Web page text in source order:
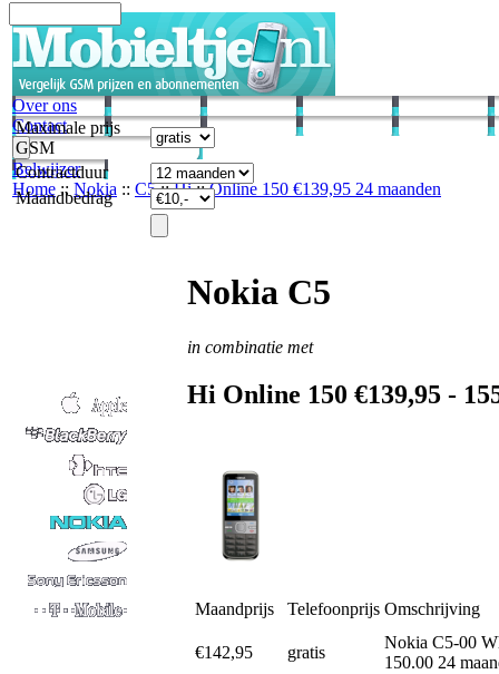
Over ons
Contact
Belwijzer
Home :: Nokia :: C5::Hi::Online 150 €139,95 24 maanden
Maximale prijs
GSM
Contractduur
Maandbedrag
Nokia C5
in combinatie met
Hi Online 150 €139,95 -
Maandprijs Telefoonprijs Omschrijving
€142,95 gratis
Nokia C5-00
150.00 24